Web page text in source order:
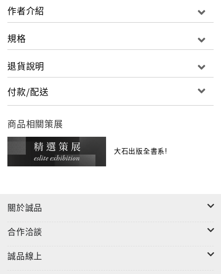
◎詳實的解說，富邏輯的圖例，書末還有互動名詞解釋
跳脫教科書框架，多元的內容搭配、影像圖解、資訊圖
答，讓孩子輕鬆吸收知識。
◎由國家地理探險家分享曾在戰爭前線發生的事，以及
影像背後的故事
書中穿插「探險家愛分享」專欄，收錄國家地理探險家
兼戰地記者馬克．鮑曼曾於火線上所經歷的事，分享對
於戰爭的觀察與心得，以及鏡頭背後的故事。
作者介紹
規格
退貨說明
付款/配送
商品相關策展
大石出版全書系!
關於誠品
合作洽談
誠品線上